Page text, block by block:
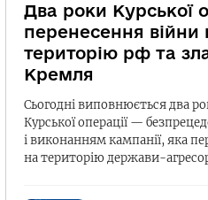
Два роки Курської
перенесення війни
територію рф та
Кремля
Сьогодні виповнюється два
Курської операції —
і виконанням кампанії, яка
на територію держави-